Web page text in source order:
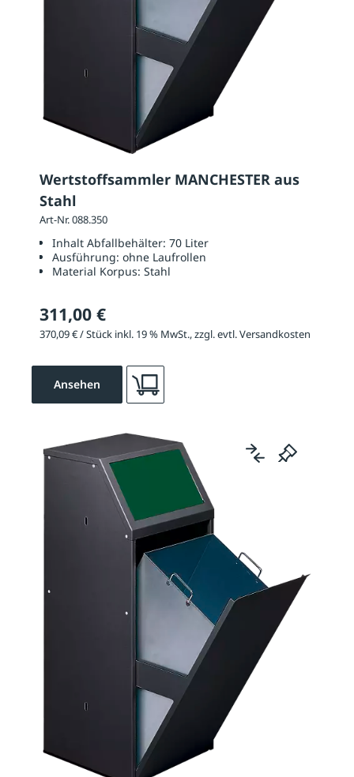
Wertstoffsammler MANCHESTER aus
Stahl
Art-Nr. 088.350
Inhalt Abfallbehälter: 70 Liter
Ausführung: ohne Laufrollen
Material Korpus: Stahl
311,00 €
370,09 € / Stück inkl. 19 % MwSt., zzgl. evtl. Versandkosten
Ansehen